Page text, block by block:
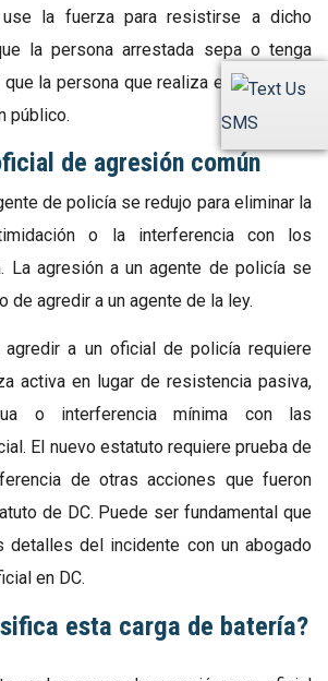
SMS
la fuerza para resistirse a dicho
la persona arrestada sepa o tenga
la persona que realiza el arresto es
público.
de agresión común
de policía se redujo para eliminar la
o la interferencia con los
La agresión a un agente de policía se
de agredir a un agente de la ley.
a un oficial de policía requiere
activa en lugar de resistencia pasiva,
o interferencia mínima con las
El nuevo estatuto requiere prueba de
de otras acciones que fueron
de DC. Puede ser fundamental que
detalles del incidente con un abogado
en DC.
esta carga de batería?